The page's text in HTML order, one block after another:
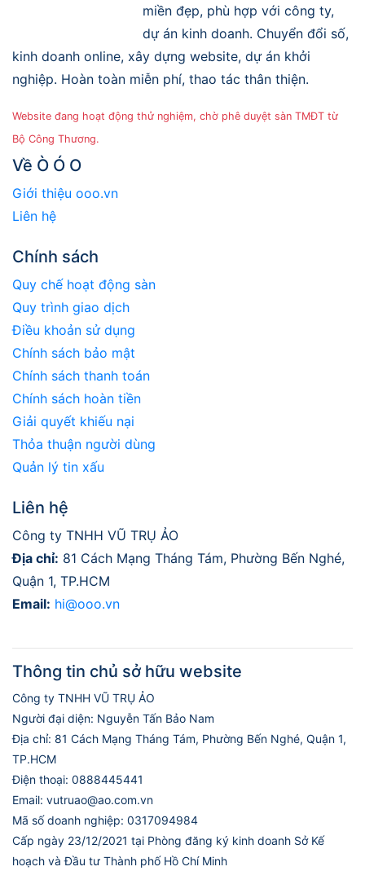
miền đẹp, phù hợp với công ty,
dự án kinh doanh. Chuyển đổi số,
kinh doanh online, xây dựng website, dự án khởi
nghiệp. Hoàn toàn miễn phí, thao tác thân thiện.
Website đang hoạt động thử nghiệm, chờ phê duyệt sàn TMĐT từ
Bộ Công Thương.
Về Ò Ó O
Giới thiệu ooo.vn
Liên hệ
Chính sách
Quy chế hoạt động sàn
Quy trình giao dịch
Điều khoản sử dụng
Chính sách bảo mật
Chính sách thanh toán
Chính sách hoàn tiền
Giải quyết khiếu nại
Thỏa thuận người dùng
Quản lý tin xấu
Liên hệ
Công ty TNHH VŨ TRỤ ẢO
Địa chỉ: 81 Cách Mạng Tháng Tám, Phường Bến Nghé,
Quận 1, TP.HCM
Email: hi@ooo.vn
Thông tin chủ sở hữu website
Công ty TNHH VŨ TRỤ ẢO
Người đại diện: Nguyễn Tấn Bảo Nam
Địa chỉ: 81 Cách Mạng Tháng Tám, Phường Bến Nghé, Quận 1,
TP.HCM
Điện thoại: 0888445441
Email: vutruao@ao.com.vn
Mã số doanh nghiệp: 0317094984
Cấp ngày 23/12/2021 tại Phòng đăng ký kinh doanh Sở Kế
hoạch và Đầu tư Thành phố Hồ Chí Minh